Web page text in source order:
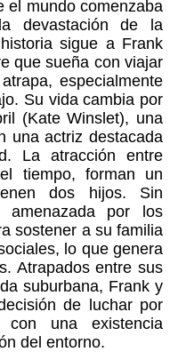
el mundo comenzaba
devastación de la
sigue a Frank
que sueña con viajar
especialmente
Su vida cambia por
(Kate Winslet), una
una actriz destacada
La atracción entre
tiempo, forman un
dos hijos. Sin
por los
sostener a su familia
lo que genera
Atrapados entre sus
suburbana, Frank y
de luchar por
una existencia
del entorno.